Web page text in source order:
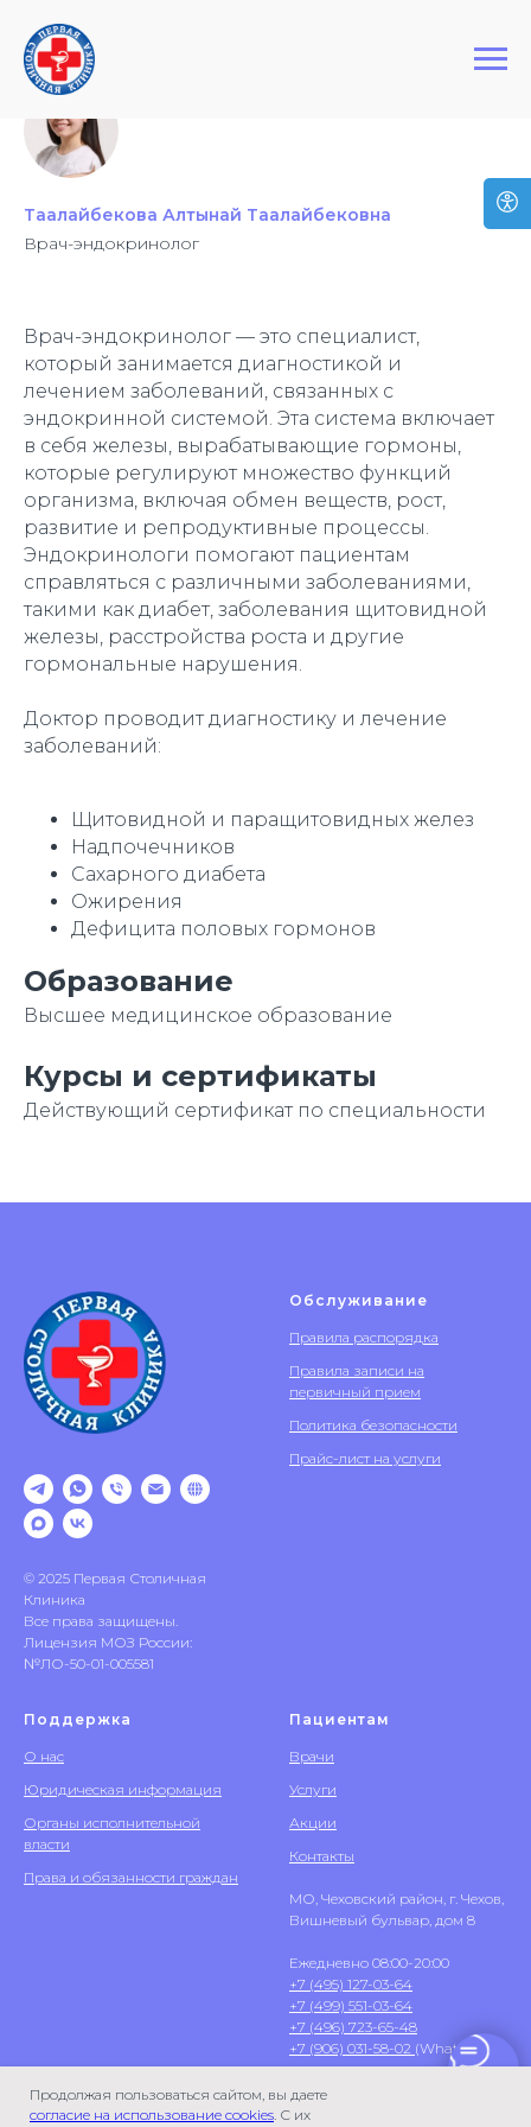
Первая Столичная Клиника
Продолжая пользоваться сайтом, вы даете
согласие на использование cookies. С их
Таалайбекова Алтынай Таалайбековна
Врач-эндокринолог
Врач-эндокринолог — это специалист,
который занимается диагностикой и
лечением заболеваний, связанных с
эндокринной системой. Эта система включает
в себя железы, вырабатывающие гормоны,
которые регулируют множество функций
организма, включая обмен веществ, рост,
развитие и репродуктивные процессы.
Эндокринологи помогают пациентам
справляться с различными заболеваниями,
такими как диабет, заболевания щитовидной
железы, расстройства роста и другие
гормональные нарушения.
Доктор проводит диагностику и лечение
заболеваний:
Щитовидной и паращитовидных желез
Надпочечников
Сахарного диабета
Ожирения
Дефицита половых гормонов
Образование
Высшее медицинское образование
Курсы и сертификаты
Действующий сертификат по специальности
© 2025 Первая Столичная
Клиника
Все права защищены.
Лицензия МОЗ России:
№ЛО-50-01-005581
Обслуживание
Правила распорядка
Правила записи на
первичный прием
Политика безопасности
Прайс-лист на услуги
Поддержка
О нас
Юридическая информация
Органы исполнительной
власти
Права и обязанности граждан
Пациентам
Врачи
Услуги
Акции
Контакты
МО, Чеховский район, г. Чехов,
Вишневый бульвар, дом 8
Ежедневно 08:00-20:00
+7 (495) 127-03-64
+7 (499) 551-03-64
+7 (496) 723-65-48
+7 (906) 031-58-02 (WhatsApp)